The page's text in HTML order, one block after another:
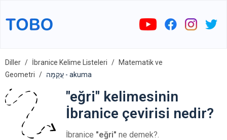
Diller İbranice Kelime Listeleri
Matematik ve
Geometri
עֲקֻמָּה - akuma
"eğri" kelimesinin
İbranice çevirisi nedir?
İbranice "eğri" ne demek?.